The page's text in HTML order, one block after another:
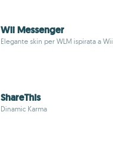
Wii Messenger
Elegante skin per WLM ispirata a Wii
ShareThis
Dinamic Karma